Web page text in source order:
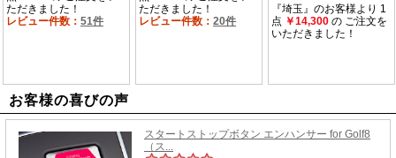
お客様の喜びの声